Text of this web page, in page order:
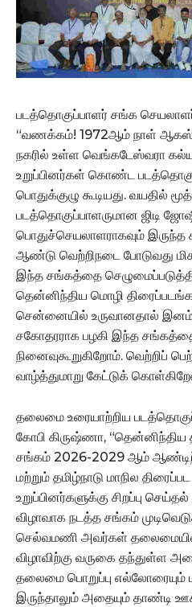
படத்தொகுப்பாளர் சங்க
“வணக்கம்! 1972ஆம் நாள்
நகரில் உள்ள வெங்கடேஸ்வரா
உறுப்பினர்கள் கொண்ட
பொதுக்குழு கூடியது. வயதில்
படத்தொகுப்பாளருமான ஜிடி
பொதுச்செயலாளராகவும்
ஆண்டு வெற்றிநடை போடுவது
இந்த சங்கத்தை
தென்னிந்திய மொழி
சென்னையில் உருவானதால்
சகோதரராக பழகி இந்த
நினைவுகூறுகிறோம். வெற்றிப்
வாழ்த்துமாறு கேட்டுக்
தலைமை உரையாற்றிய
கோபி கிருஷ்ணா, “தென்னிந்திய
சங்கம் 2026-2029 ஆம்
மற்றும் தமிழ்நாடு மாநில
உறுப்பினர்களுக்கு சிறப்பு
விழாவாக நடத்த சங்கம்
செல்வமணி அவர்கள் தலைமையில்
விழாவிற்கு வருகை தந்துள்ள
தலைமை பொறுப்பு எல்லோரையும்
இருந்தாலும் அதையும் தாண்டி